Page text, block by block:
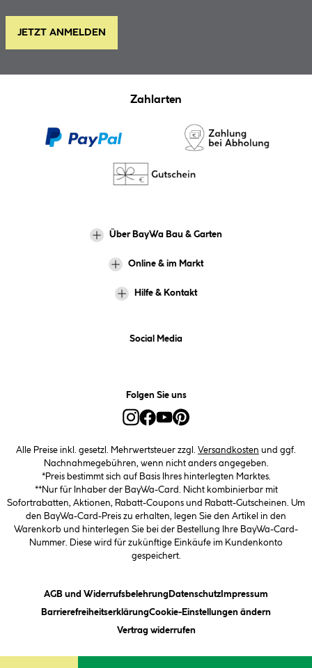
JETZT ANMELDEN
Zahlarten
Über BayWa Bau & Garten
Online & im Markt
Hilfe & Kontakt
Social Media
Folgen Sie uns
Alle Preise inkl. gesetzl. Mehrwertsteuer zzgl. Versandkosten und ggf.
Nachnahmegebühren, wenn nicht anders angegeben.
*Preis bestimmt sich auf Basis Ihres hinterlegten Marktes.
**Nur für Inhaber der BayWa-Card. Nicht kombinierbar mit
Sofortrabatten, Aktionen, Rabatt-Coupons und Rabatt-Gutscheinen. Um
den BayWa-Card-Preis zu erhalten, legen Sie den Artikel in den
Warenkorb und hinterlegen Sie bei der Bestellung Ihre BayWa-Card-
Nummer. Diese wird für zukünftige Einkäufe im Kundenkonto
gespeichert.
AGB und Widerrufsbelehrung (öffnet ein Dialogfeld)
Datenschutz(öffnet ein Dialogfeld)
Impressum
Barrierefreiheitserklärung(öffnet ein Dialogfeld)
Cookie-Einstellungen ändern(öffnet
Vertrag widerrufen